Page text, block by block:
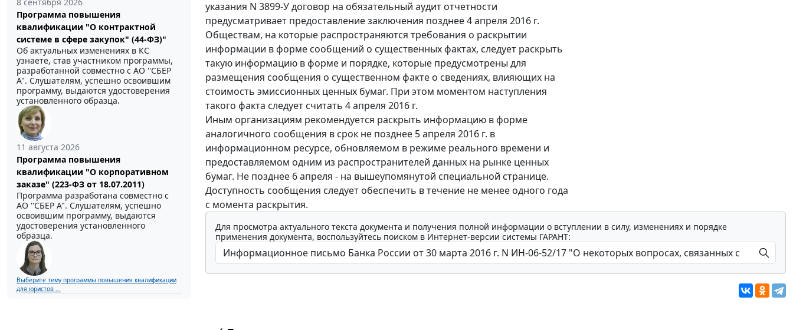
Программа повышения
квалификации "О контрактной
системе в сфере закупок" (44-ФЗ)"
Об актуальных изменениях в КС
узнаете, став участником программы,
разработанной совместно с АО ''СБЕР
А". Слушателям, успешно освоившим
программу, выдаются удостоверения
установленного образца.
11 августа 2026
Программа повышения
квалификации "О корпоративном
заказе" (223-ФЗ от 18.07.2011)
Программа разработана совместно с
АО ''СБЕР А". Слушателям, успешно
освоившим программу, выдаются
удостоверения установленного
образца.
Выберите тему программы повышения квалификации
для юристов ...
указания N 3899-У договор на обязательный аудит отчетности
предусматривает предоставление заключения позднее 4 апреля 2016 г.
Обществам, на которые распространяются требования о раскрытии
информации в форме сообщений о существенных фактах, следует раскрыть
такую информацию в форме и порядке, которые предусмотрены для
размещения сообщения о существенном факте о сведениях, влияющих на
стоимость эмиссионных ценных бумаг. При этом моментом наступления
такого факта следует считать 4 апреля 2016 г.
Иным организациям рекомендуется раскрыть информацию в форме
аналогичного сообщения в срок не позднее 5 апреля 2016 г. в
информационном ресурсе, обновляемом в режиме реального времени и
предоставляемом одним из распространителей данных на рынке ценных
бумаг. Не позднее 6 апреля - на вышеупомянутой специальной странице.
Доступность сообщения следует обеспечить в течение не менее одного года
с момента раскрытия.
Для просмотра актуального текста документа и получения полной информации о вступлении в силу, изменениях и порядке
применения документа, воспользуйтесь поиском в Интернет-версии системы ГАРАНТ: